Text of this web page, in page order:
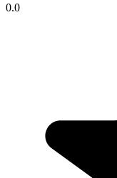
0.0